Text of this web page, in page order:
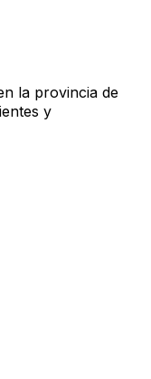
la provincia de
y